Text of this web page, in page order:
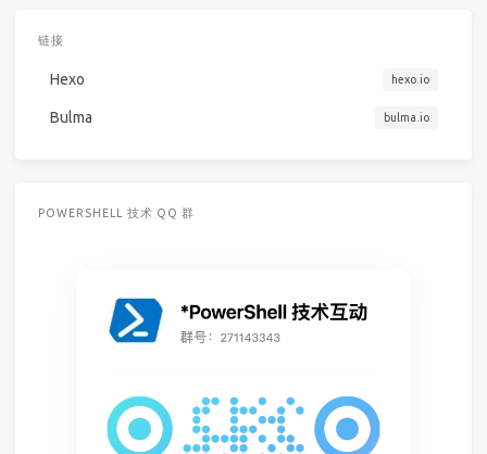
链接
Hexo hexo.io
Bulma bulma.io
POWERSHELL 技术 QQ 群